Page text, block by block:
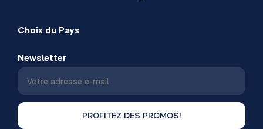
Choix du Pays
Newsletter
PROFITEZ DES PROMOS!